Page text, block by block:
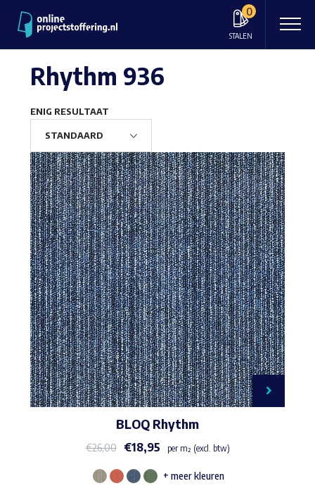
0
STALEN
Rhythm 936
ENIG RESULTAAT
BLOQ Rhythm
€26,00 €18,95 per m² (excl. btw)
Dit
+ meer kleuren